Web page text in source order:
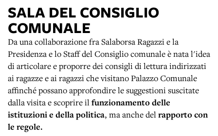
SALA DEL CONSIGLIO
COMUNALE
Da una collaborazione fra Salaborsa Ragazzi e la
Presidenza e lo Staff del Consiglio comunale è nata l'idea
di articolare e proporre dei consigli di lettura indirizzati
ai ragazze e ai ragazzi che visitano Palazzo Comunale
affinché possano approfondire le suggestioni suscitate
dalla visita e scoprire ilfunzionamento delle
istituzioni e della politica, ma anche delrapporto con
le regole.